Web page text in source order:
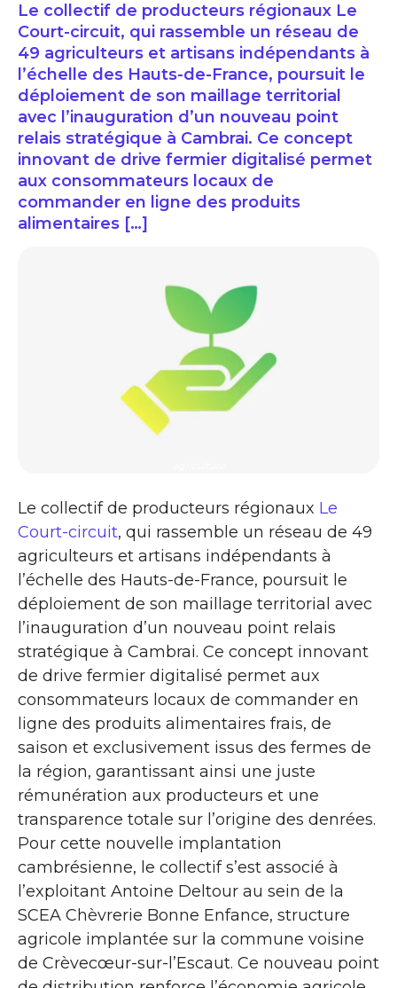
Le collectif de producteurs régionaux Le
Court-circuit, qui rassemble un réseau de
49 agriculteurs et artisans indépendants à
l’échelle des Hauts-de-France, poursuit le
déploiement de son maillage territorial
avec l’inauguration d’un nouveau point
relais stratégique à Cambrai. Ce concept
innovant de drive fermier digitalisé permet
aux consommateurs locaux de
commander en ligne des produits
alimentaires […]
Le collectif de producteurs régionaux Le
Court-circuit, qui rassemble un réseau de 49
agriculteurs et artisans indépendants à
l’échelle des Hauts-de-France, poursuit le
déploiement de son maillage territorial avec
l’inauguration d’un nouveau point relais
stratégique à Cambrai. Ce concept innovant
de drive fermier digitalisé permet aux
consommateurs locaux de commander en
ligne des produits alimentaires frais, de
saison et exclusivement issus des fermes de
la région, garantissant ainsi une juste
rémunération aux producteurs et une
transparence totale sur l’origine des denrées.
Pour cette nouvelle implantation
cambrésienne, le collectif s’est associé à
l’exploitant Antoine Deltour au sein de la
SCEA Chèvrerie Bonne Enfance, structure
agricole implantée sur la commune voisine
de Crèvecœur-sur-l’Escaut. Ce nouveau point